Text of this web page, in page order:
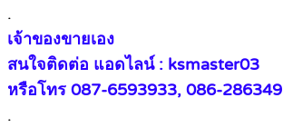
.
เจ้าของขายเอง
สนใจติดต่อ แอดไลน์ : ksmaster03
หรือโทร 087-6593933, 086-
.